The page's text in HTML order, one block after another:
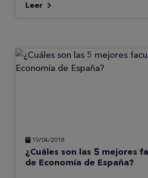
Leer
19/04/2018
¿Cuáles son las 5 mejores
de Economía de España?